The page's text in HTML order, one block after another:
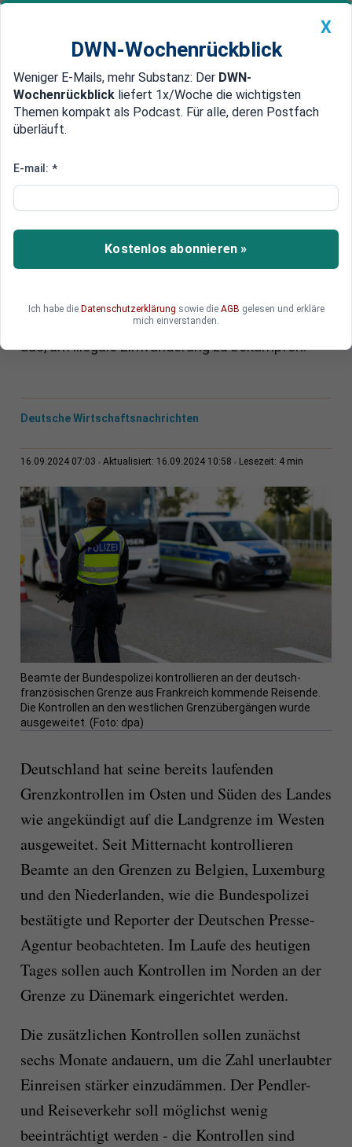
Newsticker MEIN DWN: Geldanlage Premium
Edelmetalle DWN-Magazin China
Zu wenig, zu spät? Kontrollen an
ausgeweitet
Im Schengen-Raum sind eigentlich nur an den
Außengrenzen Kontrollen vorgesehen. Doch das
geändert. Deutschland weitet seine Kontrollen
nun auch auf die westliche und nördliche Grenze
aus, um illegale Einwanderung zu bekämpfen.
Deutsche Wirtschaftsnachrichten
16.09.2024 07:03 Aktualisiert: 16.09.2024 10:58 Lesezeit: 4 min
Beamte der Bundespolizei kontrollieren an der deutsch-
französischen Grenze aus Frankreich kommende Reisende.
Die Kontrollen an den westlichen Grenzübergängen wurde
ausgeweitet. (Foto: dpa)
Deutschland hat seine bereits laufenden
Grenzkontrollen im Osten und Süden des Landes
wie angekündigt auf die Landgrenze im Westen
ausgeweitet. Seit Mitternacht kontrollieren
Beamte an den Grenzen zu Belgien, Luxemburg
und den Niederlanden, wie die Bundespolizei
bestätigte und Reporter der Deutschen Presse-
Agentur beobachteten. Im Laufe des heutigen
Tages sollen auch Kontrollen im Norden an der
Grenze zu Dänemark eingerichtet werden.
Die zusätzlichen Kontrollen sollen zunächst
sechs Monate andauern, um die Zahl unerlaubter
Einreisen stärker einzudämmen. Der Pendler-
und Reiseverkehr soll möglichst wenig
beeinträchtigt werden - die Kontrollen sind
X
DWN-Wochenrückblick
Weniger E-Mails, mehr Substanz: Der DWN-
Wochenrückblick liefert 1x/Woche die wichtigsten
Themen kompakt als Podcast. Für alle, deren Postfach
überläuft.
E-mail: *
Kostenlos abonnieren »
Ich habe die Datenschutzerklärung sowie die AGB gelesen und erkläre
mich einverstanden.